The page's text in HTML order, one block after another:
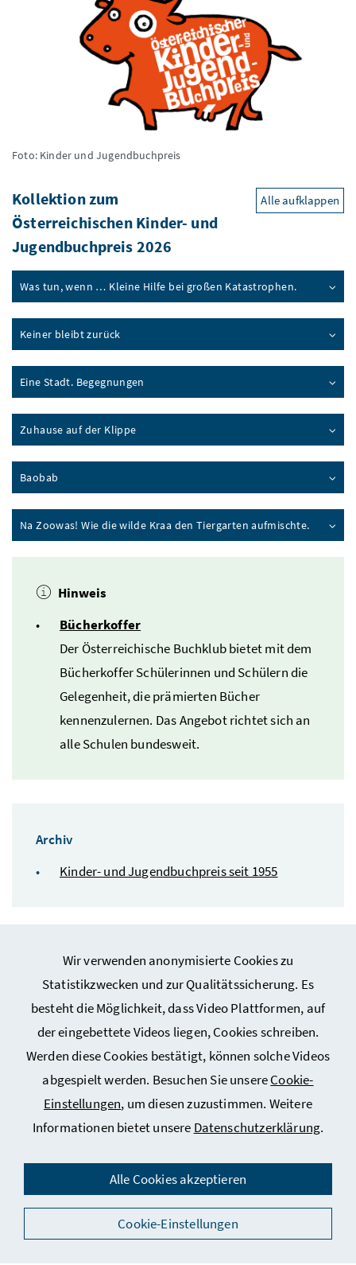
Wir verwenden anonymisierte Cookies zu
Statistikzwecken und zur Qualitätssicherung. Es
besteht die Möglichkeit, dass Video Plattformen, auf
der eingebettete Videos liegen, Cookies schreiben.
Werden diese Cookies bestätigt, können solche Videos
abgespielt werden. Besuchen Sie unsereCookie-
Einstellungen, um diesen zuzustimmen. Weitere
Informationen bietet unsere Datenschutzerklärung.
Alle Cookies akzeptieren
Cookie-Einstellungen
Foto: Kinder und Jugendbuchpreis
Kollektion zum
Österreichischen Kinder- und
Jugendbuchpreis 2026
Alle aufklappen
Was tun, wenn … Kleine Hilfe bei großen Katastrophen.
Keiner bleibt zurück
Eine Stadt. Begegnungen
Zuhause auf der Klippe
Baobab
Na Zoowas! Wie die wilde Kraa den Tiergarten aufmischte.
Hinweis
Bücherkoffer
Der Österreichische Buchklub bietet mit dem
Bücherkoffer Schülerinnen und Schülern die
Gelegenheit, die prämierten Bücher
kennenzulernen. Das Angebot richtet sich an
alle Schulen bundesweit.
Archiv
Kinder- und Jugendbuchpreis seit 1955
Webseiten Kunst und Kultur
Service
Kontakt
Social Media